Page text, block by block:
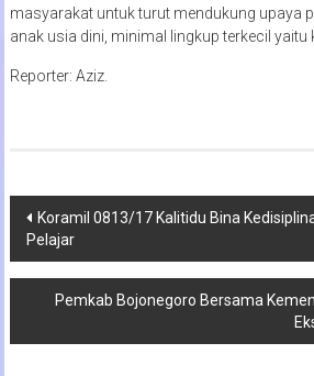
masyarakat untuk turut mendukung upaya
anak usia dini, minimal lingkup terkecil yaitu
Reporter: Aziz.
Navigasi
pos
Koramil 0813/17 Kalitidu Bina
Pelajar
Pemkab Bojonegoro Bersama